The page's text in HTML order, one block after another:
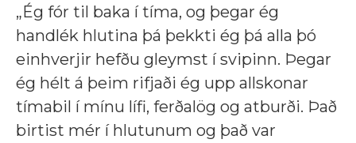
„Ég fór til baka í tíma, og þegar ég
handlék hlutina þá þekkti ég þá alla þó
einhverjir hefðu gleymst í svipinn. Þegar
ég hélt á þeim rifjaði ég upp allskonar
tímabil í mínu lífi, ferðalög og atburði. Það
birtist mér í hlutunum og það var